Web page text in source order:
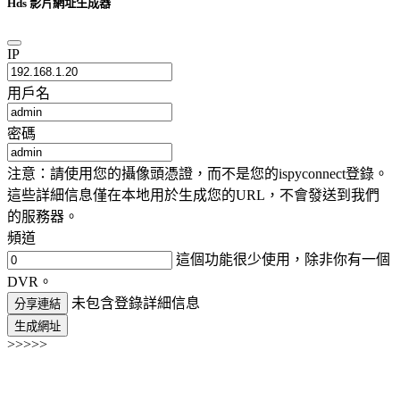
Hds 影片網址生成器
IP
用戶名
密碼
注意：請使用您的攝像頭憑證，而不是您的ispyconnect登錄。
這些詳細信息僅在本地用於生成您的URL，不會發送到我們
的服務器。
頻道
這個功能很少使用，除非你有一個
DVR。
分享連結 未包含登錄詳細信息
生成網址
>>>>>